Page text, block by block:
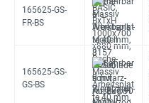
165625-GS-
FR-BS
165625-GS-
GS-BS